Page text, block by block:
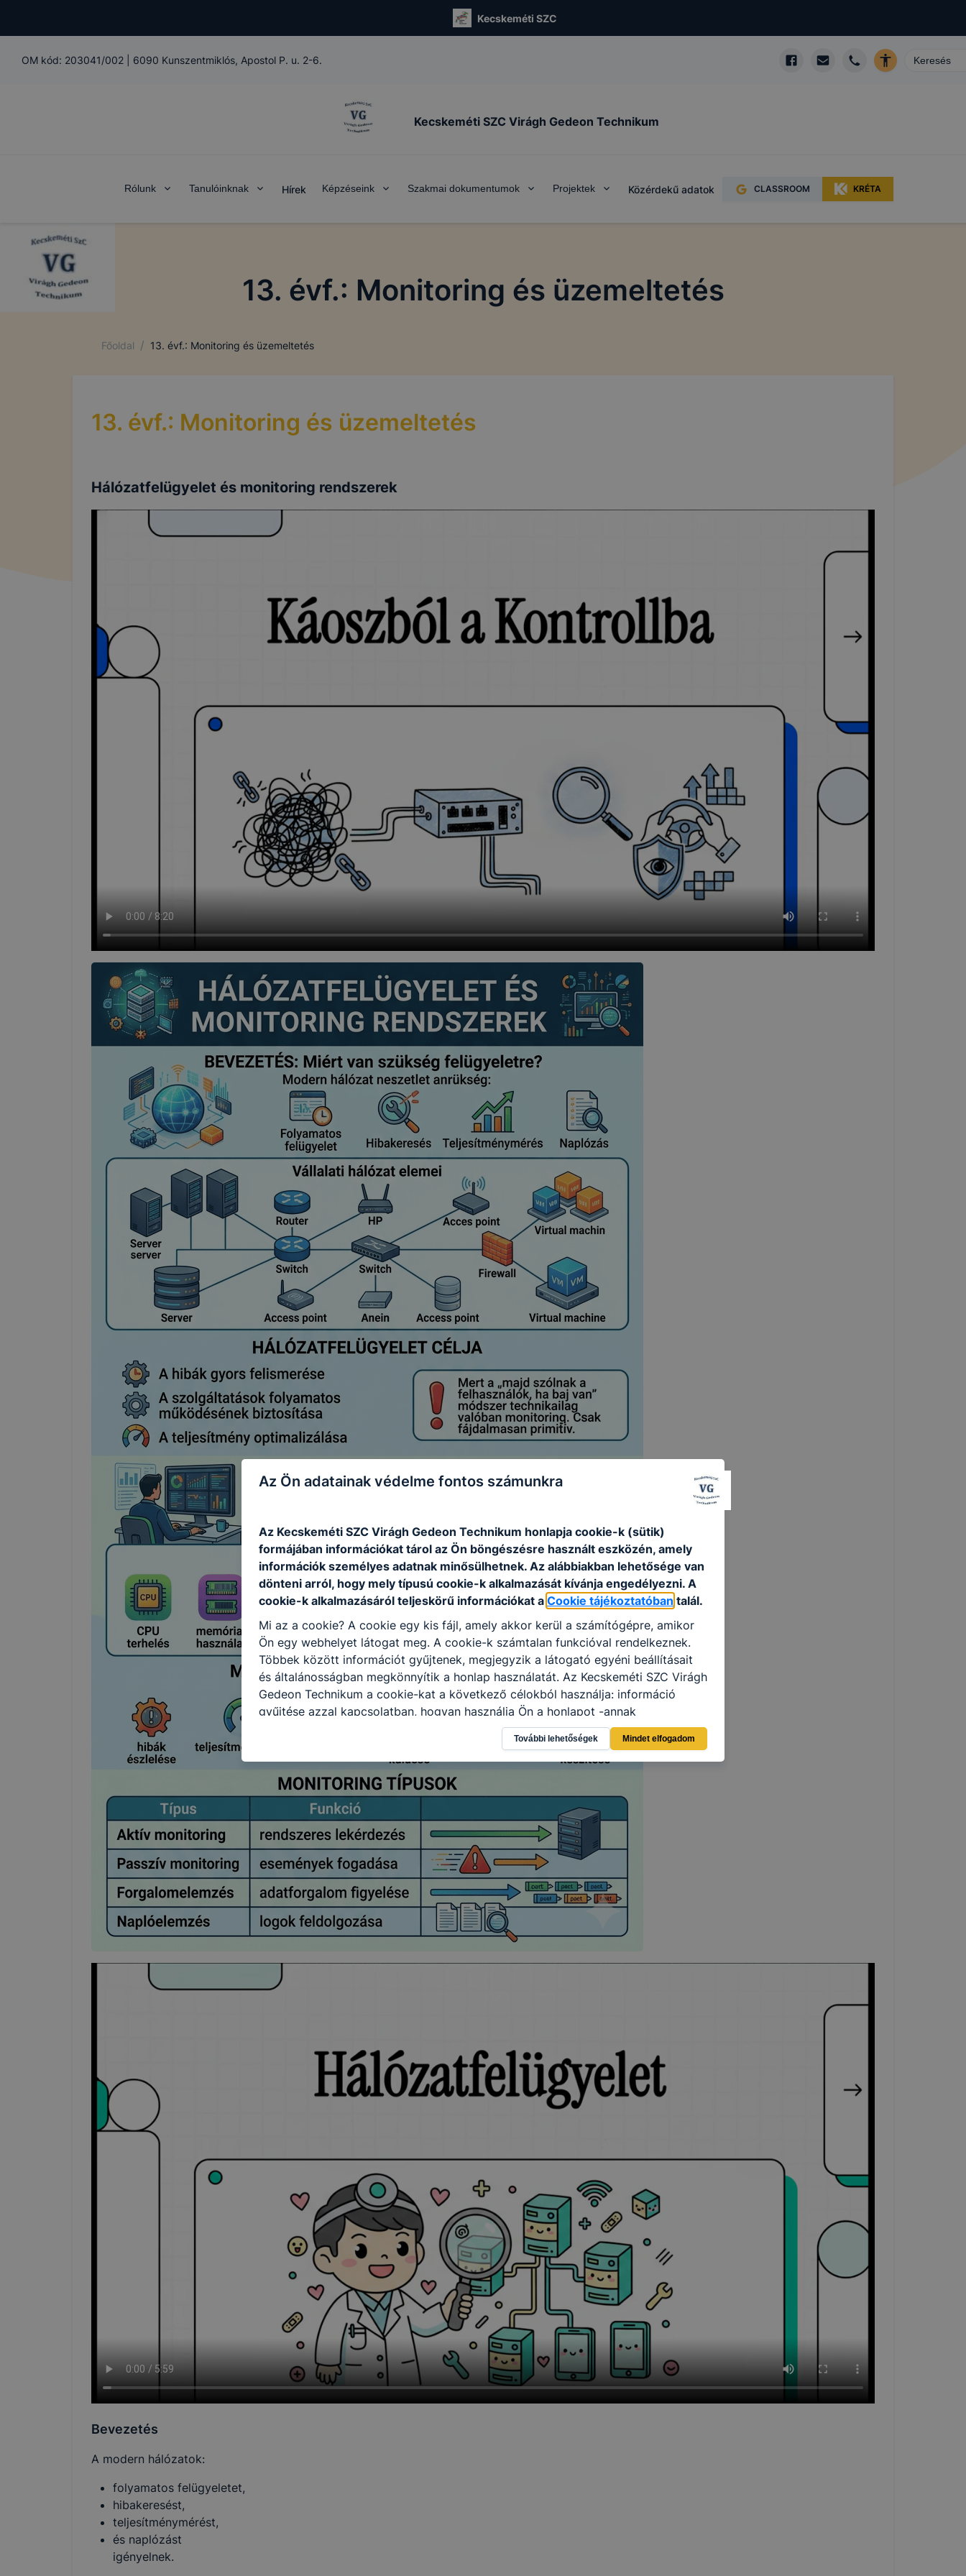
Kecskeméti SZC
OM kód: 203041/002 6090 Kunszentmiklós, Apostol P. u. 2-6.
Kecskeméti SZC Virágh Gedeon Technikum
Rólunk Tanulóinknak Hírek Képzéseink Szakmai dokumentumok Projektek Közérdekű adatok CLASSROOM KRÉTA
13. évf.: Monitoring és üzemeltetés
Főoldal / 13. évf.: Monitoring és üzemeltetés
13. évf.: Monitoring és üzemeltetés
Hálózatfelügyelet és monitoring rendszerek
Bevezetés
A modern hálózatok:
folyamatos felügyeletet,
hibakeresést,
teljesítménymérést,
és naplózást
igényelnek.
Az Ön adatainak védelme fontos számunkra
Az Kecskeméti SZC Virágh Gedeon Technikum honlapja cookie-k (sütik)
formájában információkat tárol az Ön böngészésre használt eszközén, amely
információk személyes adatnak minősülhetnek. Az alábbiakban lehetősége van
dönteni arról, hogy mely típusú cookie-k alkalmazását kívánja engedélyezni. A
cookie-k alkalmazásáról teljeskörű információkat a Cookie tájékoztatóban talál.
Mi az a cookie? A cookie egy kis fájl, amely akkor kerül a számítógépre, amikor
Ön egy webhelyet látogat meg. A cookie-k számtalan funkcióval rendelkeznek.
Többek között információt gyűjtenek, megjegyzik a látogató egyéni beállításait
és általánosságban megkönnyítik a honlap használatát. Az Kecskeméti SZC Virágh
Gedeon Technikum a cookie-kat a következő célokból használja: információ
gyűjtése azzal kapcsolatban, hogyan használja Ön a honlapot -annak
felmérésével, hogy a honlap melyik részeit látogatja, vagy használja leginkább,
így megtudhatjuk, hogyan biztosítsunk Önnek még jobb felhasználói élményt, ha
ismét meglátogatja oldalunkat, honlap fejlesztése. Hogyan ellenőrizheti és hogyan
tudja kikapcsolni a cookie-kat? Minden modern böngésző engedélyezi a cookie-k
beállításának a változtatását. A legtöbb böngésző alapértelmezettként
automatikusan elfogadja a cookie-kat, de ezek általában megváltoztathatók.
Felhívjuk figyelmét, hogy mivel a cookie-k célja honlapunk használhatóságának és
folyamatainak megkönnyítése vagy lehetővé tétele, a cookie-k alkalmazásának
megakadályozása vagy törlése által előfordulhat, hogy felhasználóink nem
lesznek képesek honlapunk funkcióinak teljes körű használatára, vagy a honlap a
tervezettől eltérően fog működni böngészőjében.
További lehetőségek Mindet elfogadom